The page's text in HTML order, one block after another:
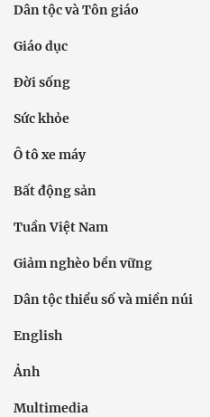
Dân tộc và Tôn giáo
Giáo dục
Đời sống
Sức khỏe
Ô tô xe máy
Bất động sản
Tuần Việt Nam
Giảm nghèo bền vững
Dân tộc thiểu số và miền núi
English
Ảnh
Multimedia